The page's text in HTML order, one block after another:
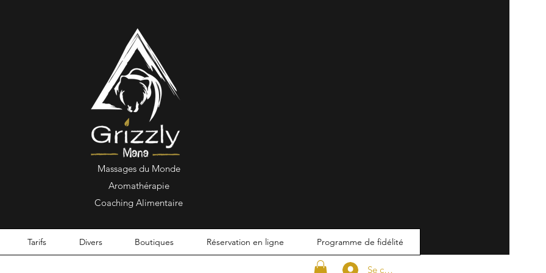
Massages du Monde
Aromathérapie
Coaching Alimentaire
Tarifs Divers Boutiques Réservation en ligne Programme de fidélité
Se connecter